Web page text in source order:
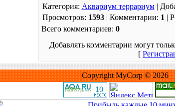
Категория: Аквариум террариум|
Просмотров: 1593| Комментарии: 1 |
Всего комментариев: 0
Добавлять комментарии могут
[
Copyright MyCorp © 2026